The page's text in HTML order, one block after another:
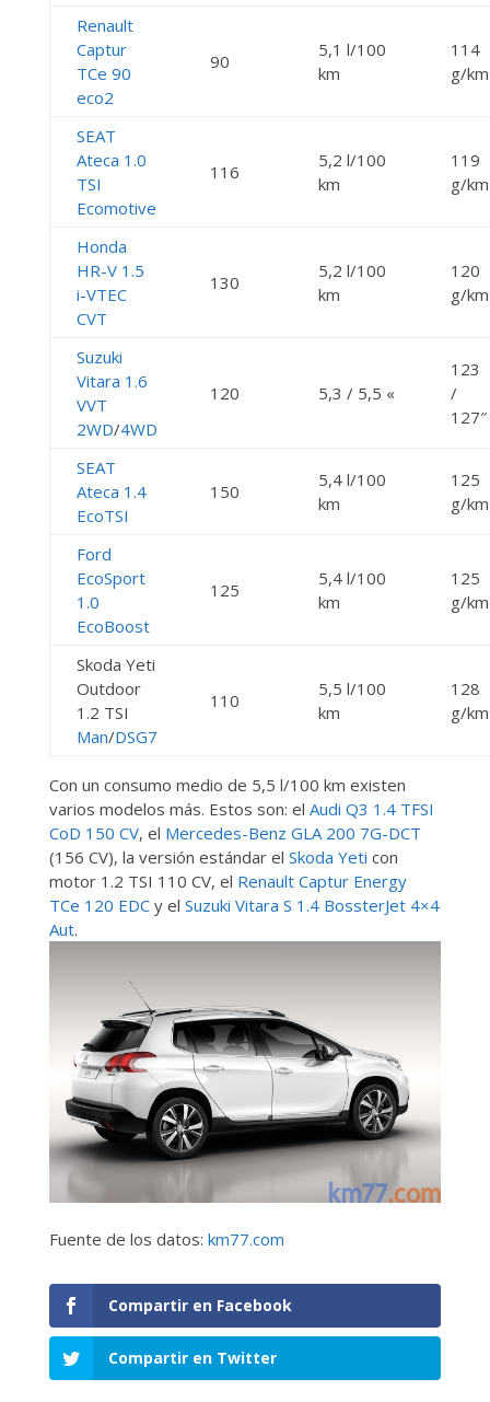
Renault
Captur
TCe 90
eco2
90
5,1 l/100
km
114
g/km
SEAT
Ateca 1.0
TSI
Ecomotive
116
5,2 l/100
km
119
g/km
Honda
HR-V 1.5
i-VTEC
CVT
130
5,2 l/100
km
120
g/km
Suzuki
Vitara 1.6
VVT
2WD/4WD
120 5,3 / 5,5 «
123
/
127″
SEAT
Ateca 1.4
EcoTSI
150
5,4 l/100
km
125
g/km
Ford
EcoSport
1.0
EcoBoost
125
5,4 l/100
km
125
g/km
Skoda Yeti
Outdoor
1.2 TSI
Man/DSG7
110
5,5 l/100
km
128
g/km
Con un consumo medio de 5,5 l/100 km existen
varios modelos más. Estos son: el Audi Q3 1.4 TFSI
CoD 150 CV, el Mercedes-Benz GLA 200 7G-DCT
(156 CV), la versión estándar el Skoda Yeti con
motor 1.2 TSI 110 CV, el Renault Captur Energy
TCe 120 EDCy el Suzuki Vitara S 1.4 BossterJet 4×4
Aut.
Fuente de los datos: km77.com
Compartir en Facebook
Compartir en Twitter